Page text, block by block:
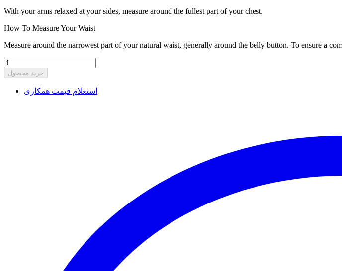
With your arms relaxed at your sides, measure around the fullest part of your chest.
How To Measure Your Waist
Measure around the narrowest part of your natural waist, generally around the belly button. To ensure a
خرید محصول
استعلام قیمت همکاری